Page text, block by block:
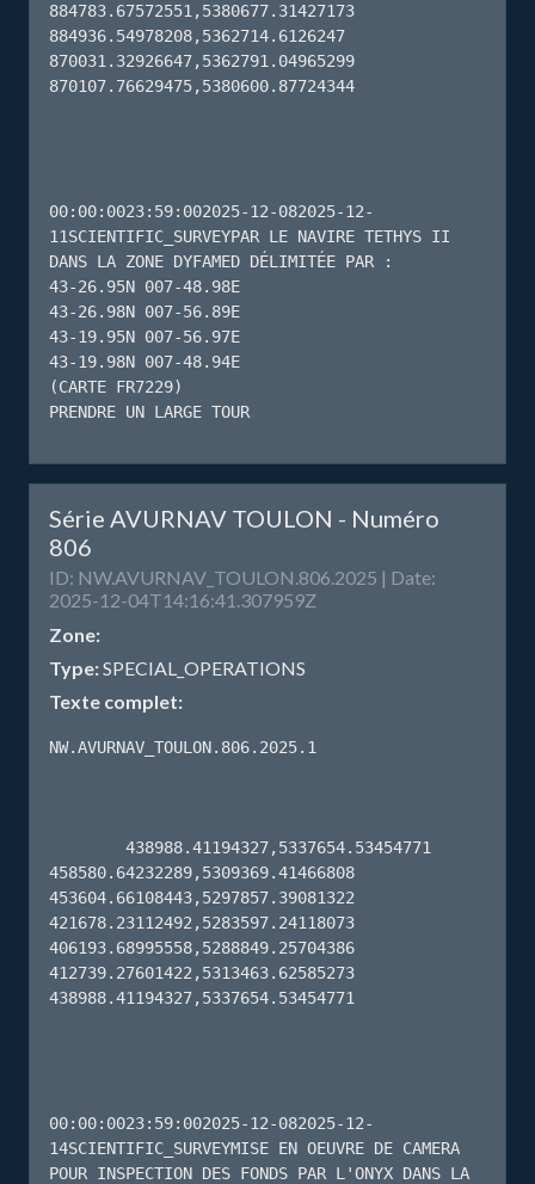
884783.67572551,5380677.31427173
884936.54978208,5362714.6126247
870031.32926647,5362791.04965299
870107.76629475,5380600.87724344
00:00:0023:59:002025-12-082025-12-
11SCIENTIFIC_SURVEYPAR LE NAVIRE TETHYS II
DANS LA ZONE DYFAMED DÉLIMITÉE PAR :
43-26.95N 007-48.98E
43-26.98N 007-56.89E
43-19.95N 007-56.97E
43-19.98N 007-48.94E
(CARTE FR7229)
PRENDRE UN LARGE TOUR
Série AVURNAV TOULON - Numéro
806
ID: NW.AVURNAV_TOULON.806.2025 | Date:
2025-12-04T14:16:41.307959Z
Zone:
Type:SPECIAL_OPERATIONS
Texte complet:
NW.AVURNAV_TOULON.806.2025.1
458580.64232289,5309369.41466808
453604.66108443,5297857.39081322
421678.23112492,5283597.24118073
406193.68995558,5288849.25704386
412739.27601422,5313463.62585273
438988.41194327,5337654.53454771
00:00:0023:59:002025-12-082025-12-
14SCIENTIFIC_SURVEYMISE EN OEUVRE DE CAMERA
POUR INSPECTION DES FONDS PAR L'ONYX DANS LA